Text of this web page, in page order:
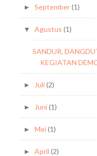
► September(1)
▼ Agustus (1)
SANDUR,
KEGIATAN
► Juli(2)
► Juni(1)
► Mei(1)
► April (2)